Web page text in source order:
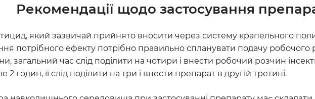
Рекомендації щодо застосування
який зазвичай прийнято вносити через систему крапельного
потрібного ефекту потрібно правильно спланувати подачу
загальний час слід поділити на чотири і внести робочий розчин
годин, її слід поділити на три і внести препарат в другій третині.